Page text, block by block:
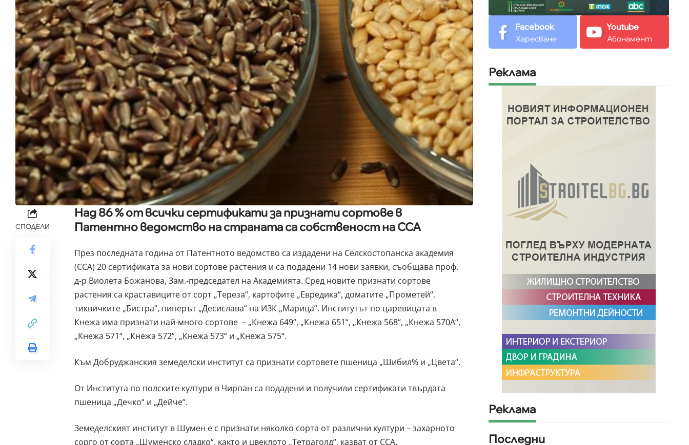
СПОДЕЛИ
Над 86 % от всички сертификати за признати сортове в
Патентно ведомство на страната са собственост на ССА
През последната година от Патентното ведомство са издадени на Селскостопанска академия
(ССА) 20 сертификата за нови сортове растения и са подадени 14 нови заявки, съобщава проф.
д-р Виолета Божанова, Зам.-председател на Академията. Сред новите признати сортове
растения са краставиците от сорт „Тереза“, картофите „Евредика“, доматите „Прометей“,
тиквичките „Бистра“, пиперът „Десислава“ на ИЗК „Марица“. Институтът по царевицата в
Кнежа има признати най-много сортове – „Кнежа 649“, „Кнежа 651“, „Кнежа 568“, „Кнежа 570А“,
„Кнежа 571“, „Кнежа 572“, „Кнежа 573“ и „Кнежа 575“.
Към Добруджанския земеделски институт са признати сортовете пшеница „Шибил% и „Цвета“.
От Института по полските култури в Чирпан са подадени и получили сертификати твърдата
пшеница „Дечко“ и „Дейче“.
Земеделският институт в Шумен е с признати няколко сорта от различни култури – захарното
сорго от сорта „Шуменско сладко“, както и цвеклото „Тетраголд“, казват от ССА.
Facebook
Харесване
Youtube
Абонамент
Реклама
Реклама
Последни